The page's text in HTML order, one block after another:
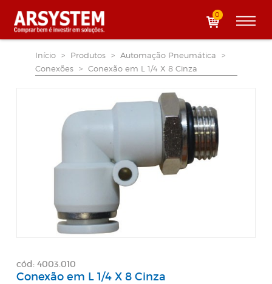
0
Início > Produtos > Automação Pneumática
>
Conexões > Conexão em L 1/4 X 8 Cinza
cód: 4003.010
Conexão em L 1/4 X 8 Cinza